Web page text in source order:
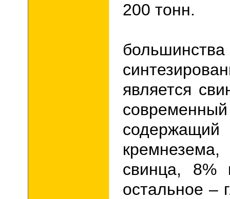
200 тонн.
большинства
является
свинца, 8%
остальное –